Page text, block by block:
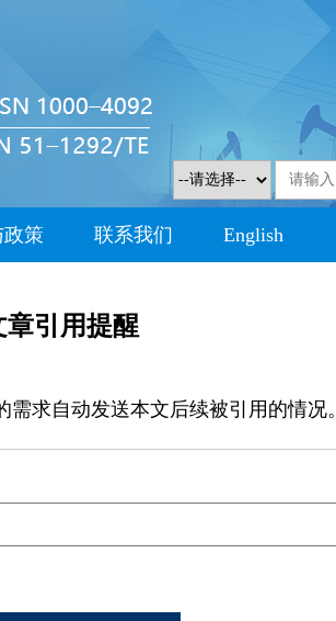
政策 联系我们 English
章引用提醒
求自动发送本文后续被引用的情况